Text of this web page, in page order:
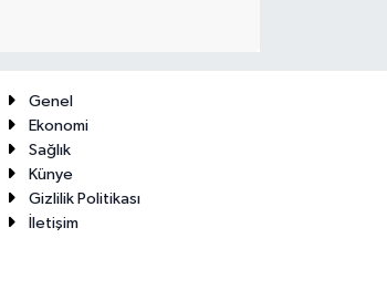
Genel
Ekonomi
Sağlık
Künye
Gizlilik Politikası
İletişim